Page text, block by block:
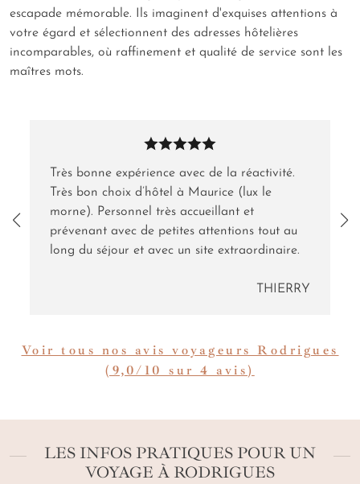
escapade mémorable. Ils imaginent d'exquises attentions à
votre égard et sélectionnent des adresses hôtelières
incomparables, où raffinement et qualité de service sont les
maîtres mots.
Très bonne expérience avec de la réactivité.
Très bon choix d’hôtel à Maurice (lux le
morne). Personnel très accueillant et
prévenant avec de petites attentions tout au
long du séjour et avec un site extraordinaire.
THIERRY
Voir tous nos avis voyageurs Rodrigues
(9,0/10 sur 4 avis)
LES INFOS PRATIQUES POUR UN
VOYAGE À RODRIGUES